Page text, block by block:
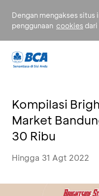
Dengan mengakses
penggunaan cookies
Kompilasi
Market
30 Ribu
Hingga 31 Agt 2022